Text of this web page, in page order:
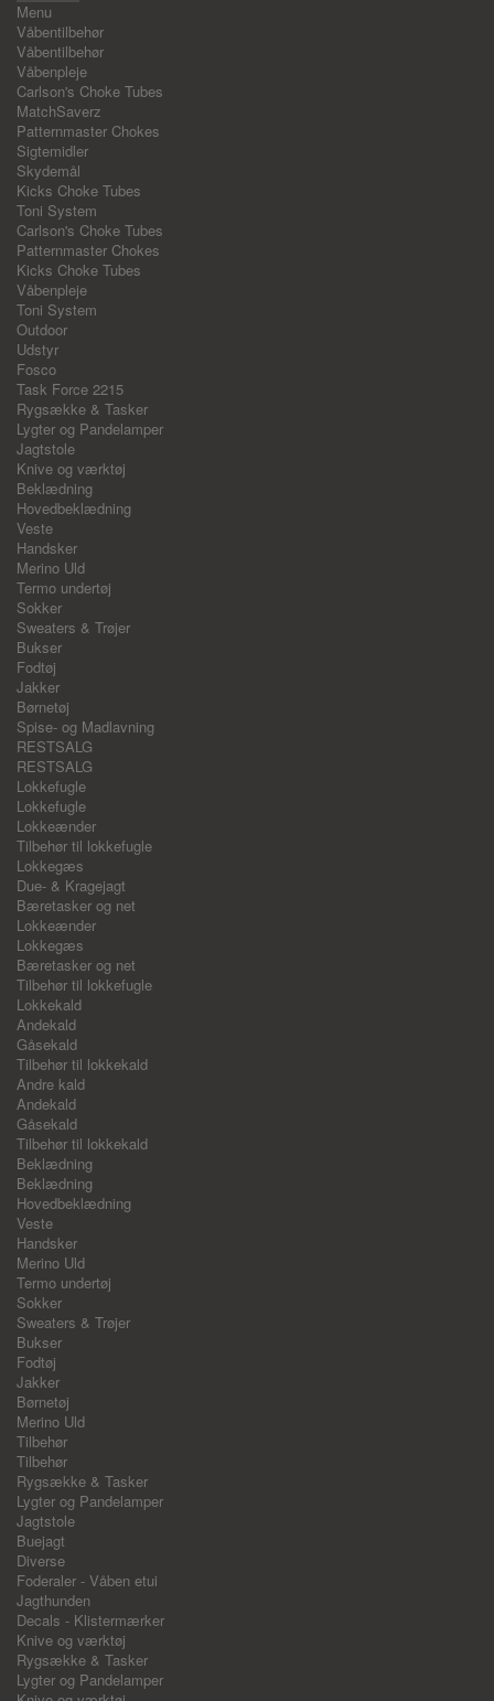
Menu
Våbentilbehør
Våbentilbehør
Våbenpleje
Carlson's Choke Tubes
MatchSaverz
Patternmaster Chokes
Sigtemidler
Skydemål
Kicks Choke Tubes
Toni System
Carlson's Choke Tubes
Patternmaster Chokes
Kicks Choke Tubes
Våbenpleje
Toni System
Outdoor
Udstyr
Fosco
Task Force 2215
Rygsække & Tasker
Lygter og Pandelamper
Jagtstole
Knive og værktøj
Beklædning
Hovedbeklædning
Veste
Handsker
Merino Uld
Termo undertøj
Sokker
Sweaters & Trøjer
Bukser
Fodtøj
Jakker
Børnetøj
Spise- og Madlavning
RESTSALG
RESTSALG
Lokkefugle
Lokkefugle
Lokkeænder
Tilbehør til lokkefugle
Lokkegæs
Due- & Kragejagt
Bæretasker og net
Lokkeænder
Lokkegæs
Bæretasker og net
Tilbehør til lokkefugle
Lokkekald
Andekald
Gåsekald
Tilbehør til lokkekald
Andre kald
Andekald
Gåsekald
Tilbehør til lokkekald
Beklædning
Beklædning
Hovedbeklædning
Veste
Handsker
Merino Uld
Termo undertøj
Sokker
Sweaters & Trøjer
Bukser
Fodtøj
Jakker
Børnetøj
Merino Uld
Tilbehør
Tilbehør
Rygsække & Tasker
Lygter og Pandelamper
Jagtstole
Buejagt
Diverse
Foderaler - Våben etui
Jagthunden
Decals - Klistermærker
Knive og værktøj
Rygsække & Tasker
Lygter og Pandelamper